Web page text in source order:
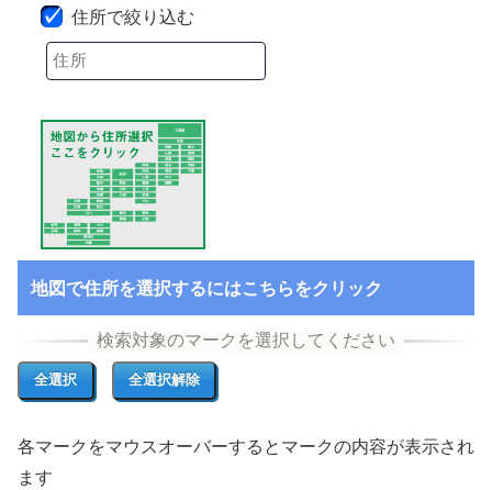
住所で絞り込む
地図で住所を選択するにはこちらをクリック
各マークをマウスオーバーするとマークの内容が表示され
ます